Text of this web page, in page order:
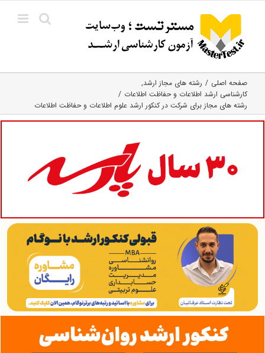
content
صفحه اصلی
رشته های مجاز ارشد
کارشناسی ارشد اطلاعات و حفاظت اطلاعات
رشته های مجاز برای شرکت در کنکور ارشد علوم اطلاعات و حفاظت اطلاعات